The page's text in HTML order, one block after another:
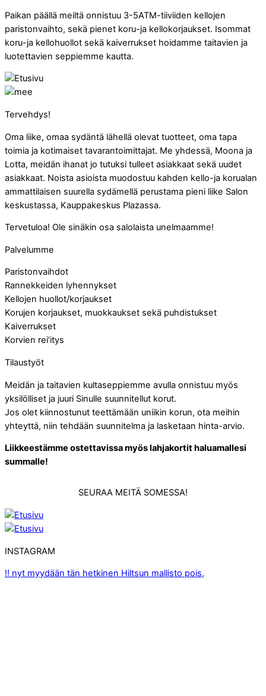
Paikan päällä meiltä onnistuu 3-5ATM-tiiviiden kellojen
paristonvaihto, sekä pienet koru-ja kellokorjaukset. Isommat
koru-ja kellohuollot sekä kaiverrukset hoidamme taitavien ja
luotettavien seppiemme kautta.
Tervehdys!
Oma liike, omaa sydäntä lähellä olevat tuotteet, oma tapa
toimia ja kotimaiset tavarantoimittajat. Me yhdessä, Moona ja
Lotta, meidän ihanat jo tutuksi tulleet asiakkaat sekä uudet
asiakkaat. Noista asioista muodostuu kahden kello-ja korualan
ammattilaisen suurella sydämellä perustama pieni liike Salon
keskustassa, Kauppakeskus Plazassa.
Tervetuloa! Ole sinäkin osa salolaista unelmaamme!
Palvelumme
Paristonvaihdot
Rannekkeiden lyhennykset
Kellojen huollot/korjaukset
Korujen korjaukset, muokkaukset sekä puhdistukset
Kaiverrukset
Korvien rei’itys
Tilaustyöt
Meidän ja taitavien kultaseppiemme avulla onnistuu myös
yksilölliset ja juuri Sinulle suunnitellut korut.
Jos olet kiinnostunut teettämään uniikin korun, ota meihin
yhteyttä, niin tehdään suunnitelma ja lasketaan hinta-arvio.
Liikkeestämme ostettavissa myös lahjakortit haluamallesi
summalle!
SEURAA MEITÄ SOMESSA!
INSTAGRAM
‼️ nyt myydään tän hetkinen Hiltsun mallisto pois,